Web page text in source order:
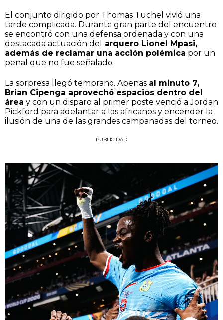
El conjunto dirigido por Thomas Tuchel vivió una
tarde complicada. Durante gran parte del encuentro
se encontró con una defensa ordenada y con una
destacada actuación del
arquero Lionel Mpasi,
además de reclamar una acción polémica por un
penal que no fue señalado.
La sorpresa llegó temprano. Apenas al minuto 7,
Brian Cipenga aprovechó espacios dentro del
área y con un disparo al primer poste venció a Jordan
Pickford para adelantar a los africanos y encender la
ilusión de una de las grandes campanadas del torneo.
PUBLICIDAD